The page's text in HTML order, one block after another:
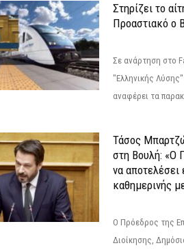
Στηρίζει το
Προαστιακό ο
Σε ανάρτηση στο
"Ελληνικής
αναφέρει τα
Τάσος
στη Βουλή: «Ο
να αποτελέσει
καθημερινής
Ο Πρόεδρος της
Διοίκησης,